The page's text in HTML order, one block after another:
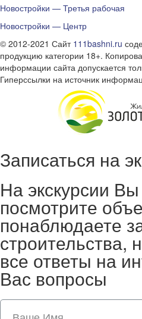
Новостройки — Третья рабочая
Новостройки — Центр
© 2012-2021 Сайт 111bashni.ru
продукцию категории 18+.
информации сайта допускается
Гиперссылки на источник
Записаться на
На экскурсии
посмотрите
понаблюдаете
строительства,
все ответы на
Вас вопросы